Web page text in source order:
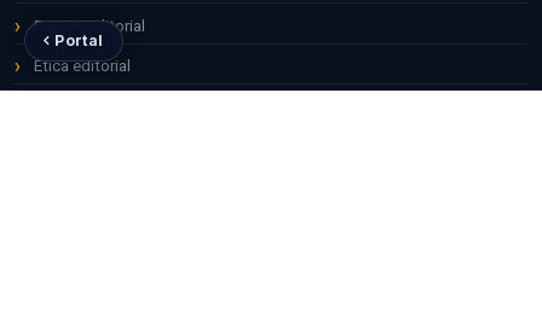
Portal
Equipo editorial
Ética editorial